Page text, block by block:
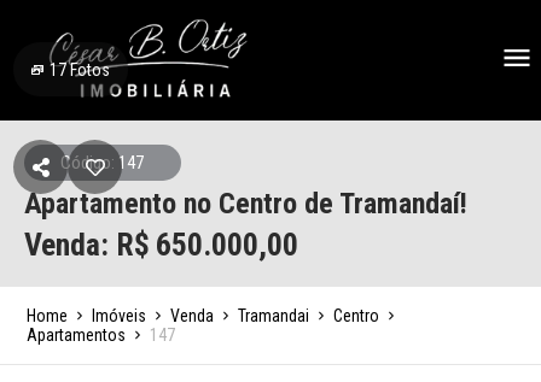
17Fotos
Código: 147
Apartamento no Centro de Tramandaí!
Venda: R$ 650.000,00
Home Imóveis Venda Tramandai
Centro
Apartamentos
147